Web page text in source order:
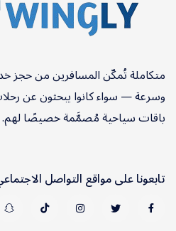
متكاملة تُمكّن المسافرين من حجز
وسرعة — سواء كانوا يبحثون عن
باقات سياحية مُصمَّمة خصيصًا لهم. Wingly جناحك نحو العالم
تابعونا على مواقع التواصل